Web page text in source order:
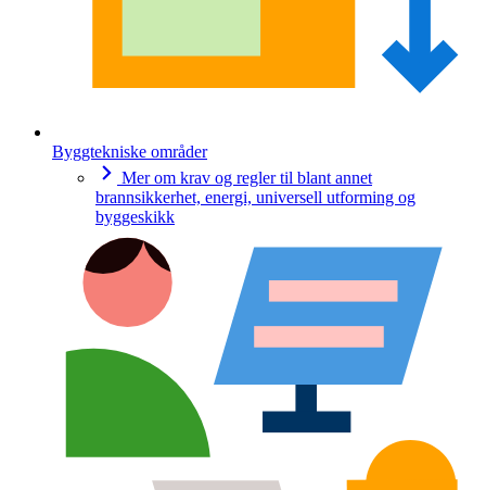
Byggtekniske områder
Mer om krav og regler til blant annet
brannsikkerhet, energi, universell utforming og
byggeskikk